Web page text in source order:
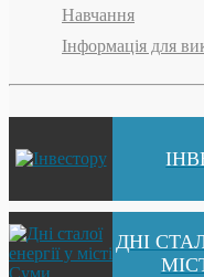
Навчання
Інформація для
ДНІ